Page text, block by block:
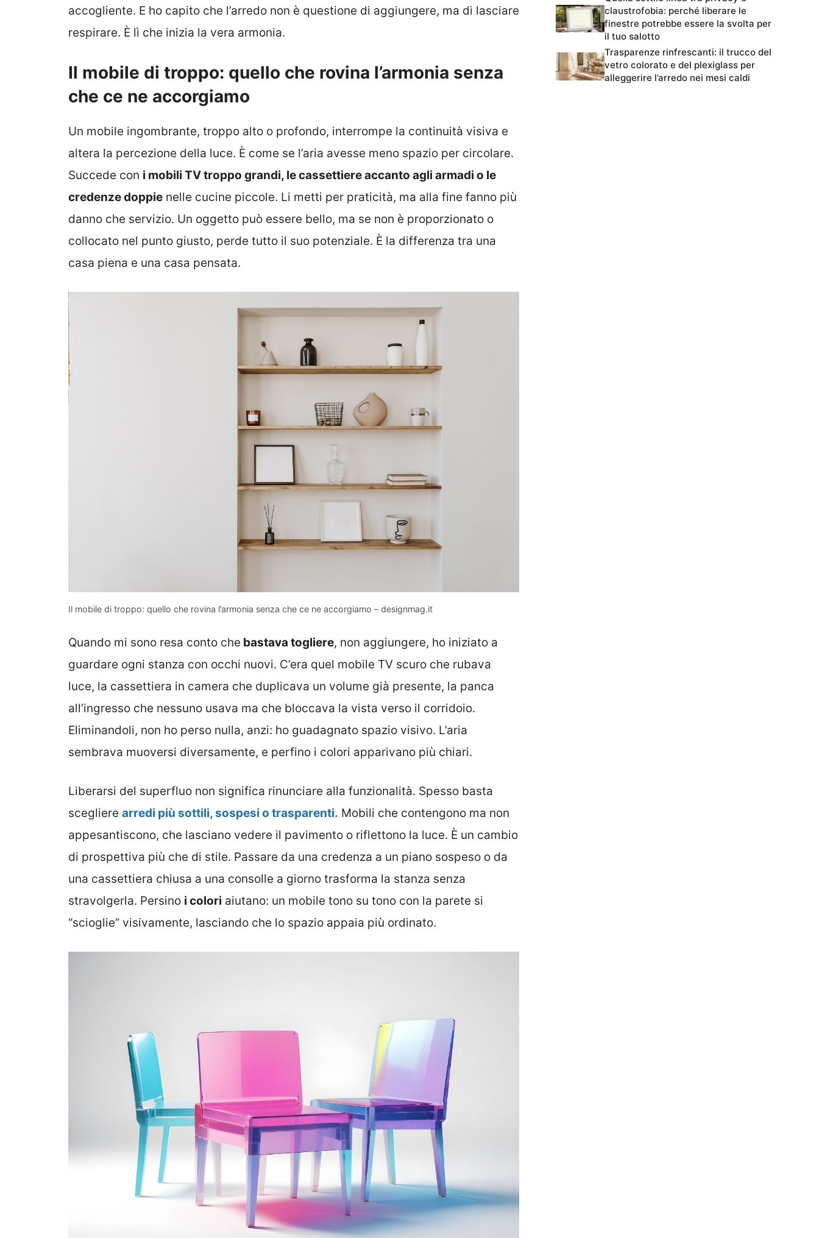
accogliente. E ho capito che l’arredo non è questione di aggiungere, ma di lasciare
respirare. È lì che inizia la vera armonia.
Il mobile di troppo: quello che rovina l’armonia senza
che ce ne accorgiamo
Un mobile ingombrante, troppo alto o profondo, interrompe la continuità visiva e
altera la percezione della luce. È come se l’aria avesse meno spazio per circolare.
Succede con i mobili TV troppo grandi, le cassettiere accanto agli armadi o le
credenze doppie nelle cucine piccole. Li metti per praticità, ma alla fine fanno più
danno che servizio. Un oggetto può essere bello, ma se non è proporzionato o
collocato nel punto giusto, perde tutto il suo potenziale. È la differenza tra una
casa piena e una casa pensata.
Il mobile di troppo: quello che rovina l’armonia senza che ce ne accorgiamo – designmag.it
Quando mi sono resa conto che bastava togliere, non aggiungere, ho iniziato a
guardare ogni stanza con occhi nuovi. C’era quel mobile TV scuro che rubava
luce, la cassettiera in camera che duplicava un volume già presente, la panca
all’ingresso che nessuno usava ma che bloccava la vista verso il corridoio.
Eliminandoli, non ho perso nulla, anzi: ho guadagnato spazio visivo. L’aria
sembrava muoversi diversamente, e perfino i colori apparivano più chiari.
Liberarsi del superfluo non significa rinunciare alla funzionalità. Spesso basta
scegliere arredi più sottili, sospesi o trasparenti. Mobili che contengono ma non
appesantiscono, che lasciano vedere il pavimento o riflettono la luce. È un cambio
di prospettiva più che di stile. Passare da una credenza a un piano sospeso o da
una cassettiera chiusa a una consolle a giorno trasforma la stanza senza
stravolgerla. Persino i colori aiutano: un mobile tono su tono con la parete si
“scioglie” visivamente, lasciando che lo spazio appaia più ordinato.
claustrofobia: perché liberare le
finestre potrebbe essere la svolta per
il tuo salotto
Trasparenze rinfrescanti: il trucco del
vetro colorato e del plexiglass per
alleggerire l’arredo nei mesi caldi